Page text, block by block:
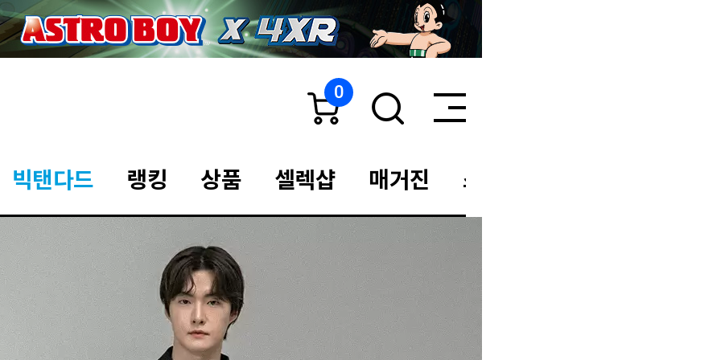
0
빅탠다드 랭킹 상품 셀렉샵 매거진 스타일 룸